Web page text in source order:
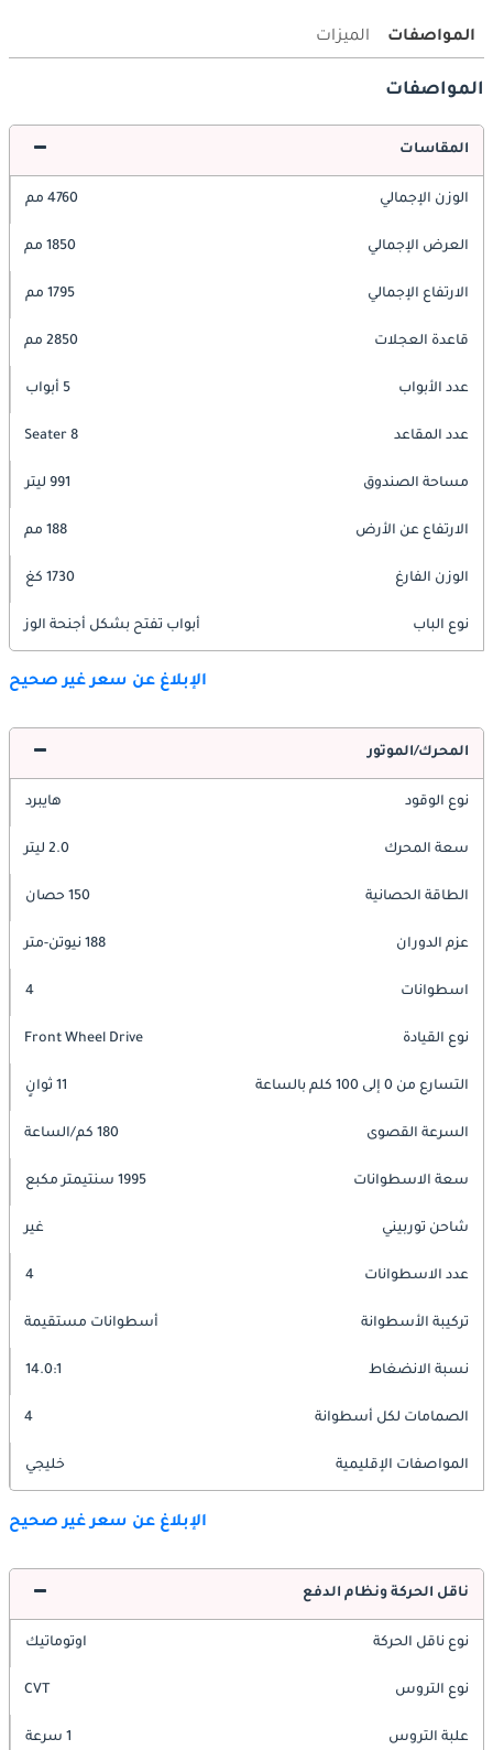
المواصفات الميزات
المواصفات
المقاسات
الوزن الإجمالي 4760 مم
العرض الإجمالي 1850 مم
الارتفاع الإجمالي 1795 مم
قاعدة العجلات 2850 مم
عدد الأبواب 5 أبواب
عدد المقاعد 8 Seater
مساحة الصندوق 991 ليتر
الارتفاع عن الأرض 188 مم
الوزن الفارغ 1730 كغ
نوع الباب أبواب تفتح بشكل أجنحة الوز
الإبلاغ عن سعر غير صحيح
المحرك/الموتور
نوع الوقود هايبرد
سعة المحرك 2.0 ليتر
الطاقة الحصانية 150 حصان
عزم الدوران 188 نيوتن-متر
اسطوانات 4
نوع القيادة Front Wheel Drive
التسارع من 0 إلى 100 كلم بالساعة 11 ثوانٍ
السرعة القصوى 180 كم/الساعة
سعة الاسطوانات 1995 سنتيمتر مكبع
شاحن توربيني غير
عدد الاسطوانات 4
تركيبة الأسطوانة أسطوانات مستقيمة
نسبة الانضغاط 14.0:1
الصمامات لكل أسطوانة 4
المواصفات الإقليمية خليجي
الإبلاغ عن سعر غير صحيح
ناقل الحركة ونظام الدفع
نوع ناقل الحركة اوتوماتيك
نوع التروس CVT
علبة التروس 1 سرعة